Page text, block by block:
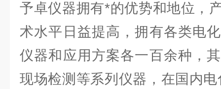
予卓仪器拥有*的优势和地位，
术水平日益提高，拥有各类电
仪器和应用方案各一百余种，
现场检测等系列仪器，在国内